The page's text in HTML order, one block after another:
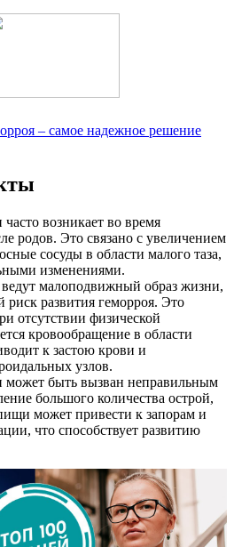
– самое надежное решение
возникает во время
родов. Это связано с увеличением
сосуды в области малого таза,
изменениями.
малоподвижный образ жизни,
развития геморроя. Это
отсутствии физической
кровообращение в области
к застою крови и
узлов.
быть вызван неправильным
большого количества острой,
может привести к запорам и
что способствует развитию